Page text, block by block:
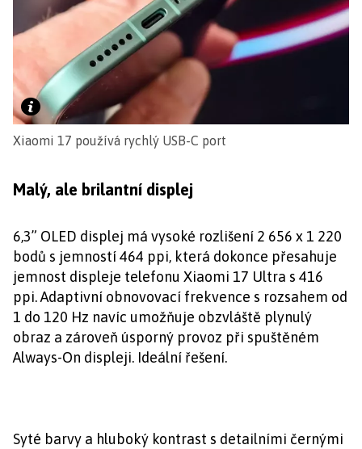
Xiaomi 17 používá rychlý USB-C port
Malý, ale brilantní displej
6,3” OLED displej má vysoké rozlišení 2 656 x 1 220
bodů s jemností 464 ppi, která dokonce přesahuje
jemnost displeje telefonu Xiaomi 17 Ultra s 416
ppi. Adaptivní obnovovací frekvence s rozsahem od
1 do 120 Hz navíc umožňuje obzvláště plynulý
obraz a zároveň úsporný provoz při spuštěném
Always-On displeji. Ideální řešení.
Syté barvy a hluboký kontrast s detailními černými